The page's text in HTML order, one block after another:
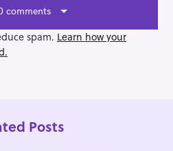
comments
spam. Learn how your
Posts